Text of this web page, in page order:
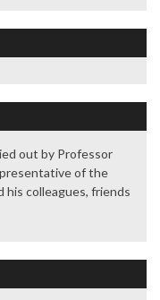
out by Professor
of the
his colleagues, friends